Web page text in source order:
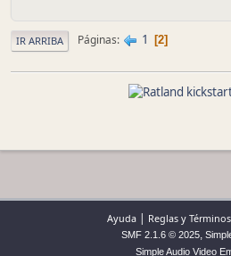
IR ARRIBA Páginas 1 2
Ayuda | Reglas y Términos
SMF 2.1.6 © 2025,
Simple Audio Video